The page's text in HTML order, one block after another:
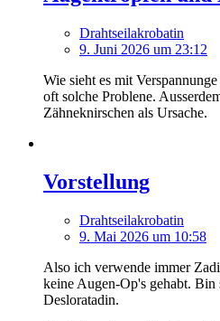
Drahtseilakrobatin
9. Juni 2026 um 23:12
Wie sieht es mit
oft solche Problene.
Zähneknirschen als Ursache.
Vorstellung
Drahtseilakrobatin
9. Mai 2026 um 10:58
Also ich verwende immer
keine Augen-Op's gehabt.
Desloratadin.